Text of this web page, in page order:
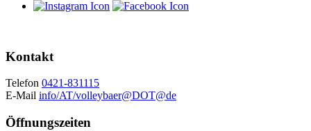
Kontakt
Telefon 0421-831115
E-Mail info/AT/volleybaer@DOT@de
Öffnungszeiten